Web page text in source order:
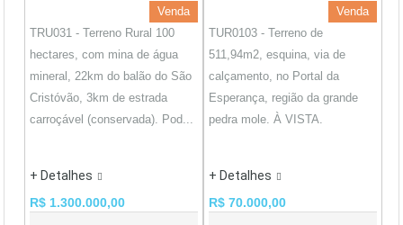
Venda
TRU031 - Terreno Rural 100
hectares, com mina de água
mineral, 22km do balão do São
Cristóvão, 3km de estrada
carroçável (conservada). Pod...
+ Detalhes
R$ 1.300.000,00
Venda
TUR0103 - Terreno de
511,94m2, esquina, via de
calçamento, no Portal da
Esperança, região da grande
pedra mole. À VISTA.
+ Detalhes
R$ 70.000,00